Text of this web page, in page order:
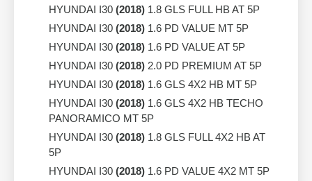
HYUNDAI I30 (2018) 1.8 GLS FULL HB AT 5P
HYUNDAI I30 (2018) 1.6 PD VALUE MT 5P
HYUNDAI I30 (2018) 1.6 PD VALUE AT 5P
HYUNDAI I30 (2018) 2.0 PD PREMIUM AT 5P
HYUNDAI I30 (2018) 1.6 GLS 4X2 HB MT 5P
HYUNDAI I30 (2018) 1.6 GLS 4X2 HB TECHO
PANORAMICO MT 5P
HYUNDAI I30 (2018) 1.8 GLS FULL 4X2 HB AT
5P
HYUNDAI I30 (2018) 1.6 PD VALUE 4X2 MT 5P